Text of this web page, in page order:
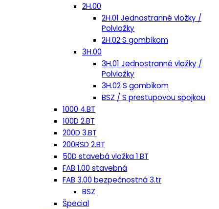
2H.00
2H.01 Jednostranné vložky /
Polvložky
2H.02 S gombíkom
3H.00
3H.01 Jednostranné vložky /
Polvložky
3H.02 S gombíkom
BSZ / S prestupovou spojkou
1000 4.BT
100D 2.BT
200D 3.BT
200RSD 2.BT
50D stavebá vložka 1.BT
FAB 1.00 stavebná
FAB 3.00 bezpečnostná 3.tr
BSZ
Špecial